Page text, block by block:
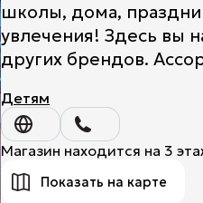
школы, дома,
увлечения! Здесь вы
других брендов.
Детям
Магазин находится на 3
Показать на карте
Title